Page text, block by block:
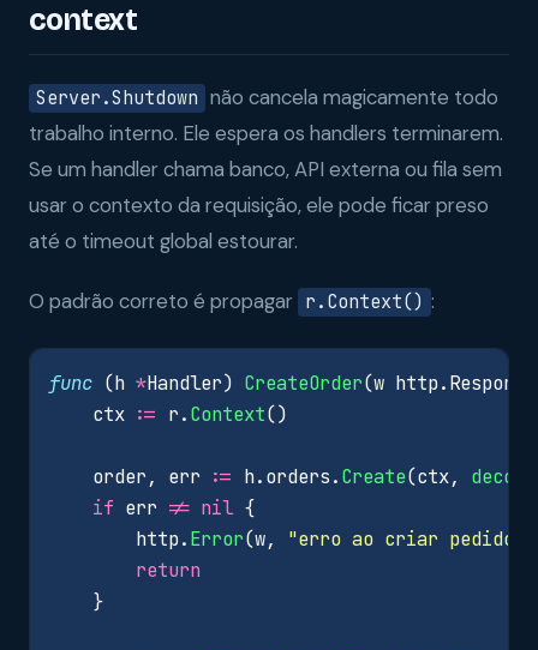
context
Server.Shutdown não cancela magicamente todo
trabalho interno. Ele espera os handlers terminarem.
Se um handler chama banco, API externa ou fila sem
usar o contexto da requisição, ele pode ficar preso
até o timeout global estourar.
O padrão correto é propagar r.Context() :
func (h *Handler) CreateOrder(w http.
ctx := r.Context()
order, err := h.orders.Create(ctx,
if err != nil {
http.Error(w, "erro ao criar pedido"
return
}